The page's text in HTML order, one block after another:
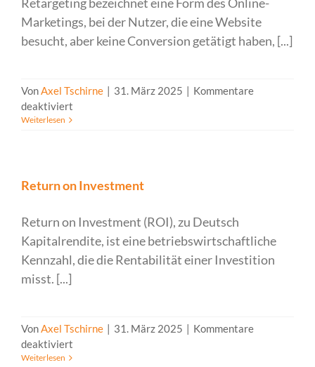
Marketings, bei der Nutzer, die eine Website
besucht, aber keine Conversion getätigt haben, [...]
VonAxel Tschirne | 31. März 2025 | Kommentare
deaktiviert
Weiterlesen
Return on Investment
Return on Investment (ROI), zu Deutsch
Kapitalrendite, ist eine betriebswirtschaftliche
Kennzahl, die die Rentabilität einer Investition
misst. [...]
VonAxel Tschirne | 31. März 2025 | Kommentare
deaktiviert
Weiterlesen